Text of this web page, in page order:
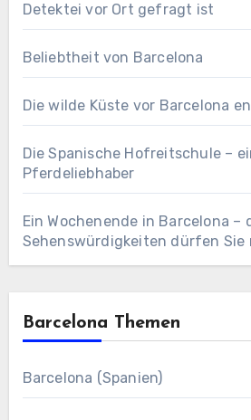
Detektei vor Ort gefragt ist
Beliebtheit von Barcelona
Die wilde Küste vor Barcelona
Die Spanische Hofreitschule –
Pferdeliebhaber
Ein Wochenende in Barcelona –
Sehenswürdigkeiten dürfen Sie
Barcelona Themen
Barcelona (Spanien)